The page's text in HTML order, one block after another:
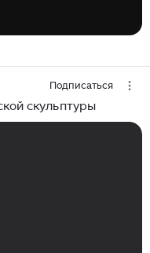
Подписаться
скульптуры